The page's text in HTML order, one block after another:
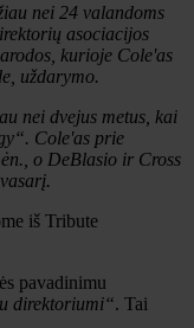
nei 24 valandoms
asociacijos
kurioje Cole'as
uždarymo.
nei dvejus metus, kai
Cole'as prie
o DeBlasio ir Cross
iš Tribute
pavadinimu
direktoriumi“. Tai